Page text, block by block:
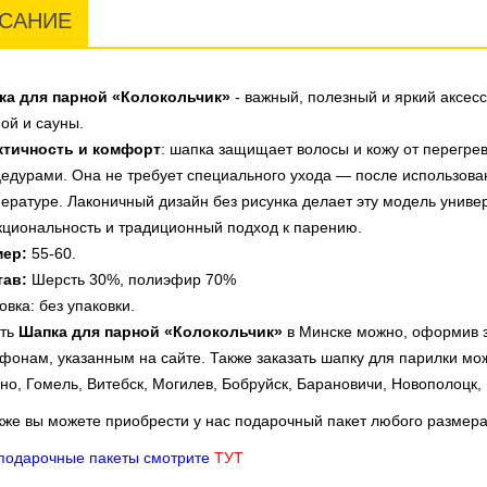
для парной «Колокольчик» - важный, полезный и яркий
и сауны.
и комфорт: шапка защищает волосы и кожу от
Она не требует специального ухода — после
Лаконичный дизайн без рисунка делает эту модель
и традиционный подход к парению.
55-60.
Шерсть 30%, полиэфир 70%
без упаковки.
Шапка для парной «Колокольчик» в Минске можно, оформив
указанным на сайте. Также заказать шапку для парилки
Гомель, Витебск, Могилев, Бобруйск, Барановичи,
вы можете приобрести у нас подарочный пакет любого
пакеты смотрите ТУТ